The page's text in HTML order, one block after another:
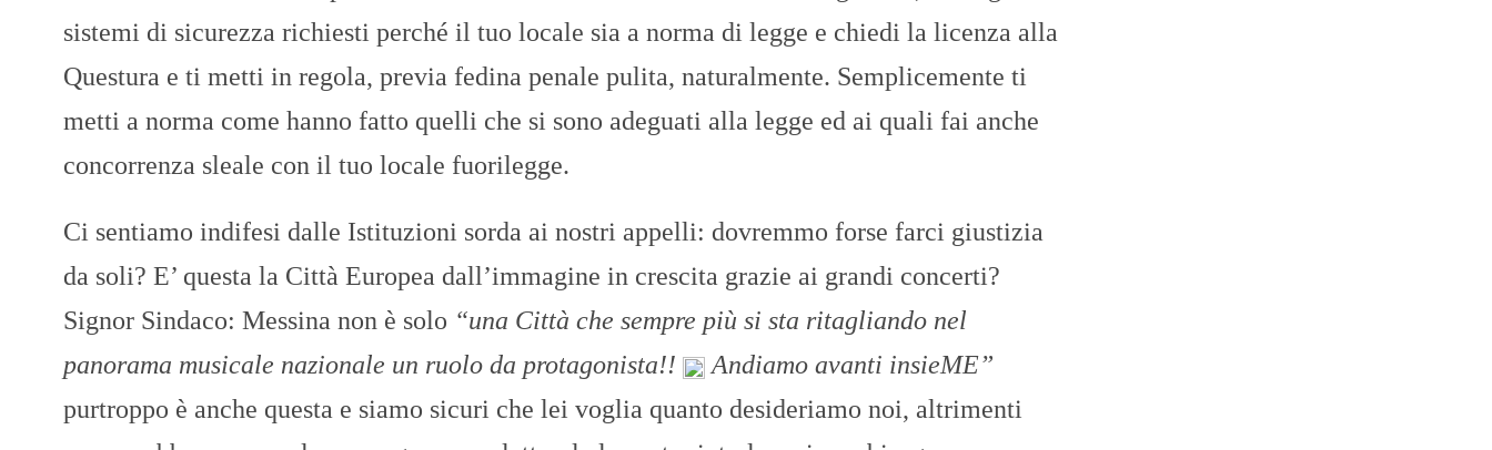
sistemi di sicurezza richiesti perché il tuo locale sia a norma di legge e chiedi la licenza alla
Questura e ti metti in regola, previa fedina penale pulita, naturalmente. Semplicemente ti
metti a norma come hanno fatto quelli che si sono adeguati alla legge ed ai quali fai anche
concorrenza sleale con il tuo locale fuorilegge.
Ci sentiamo indifesi dalle Istituzioni sorda ai nostri appelli: dovremmo forse farci giustizia
da soli? E’ questa la Città Europea dall’immagine in crescita grazie ai grandi concerti?
Signor Sindaco: Messina non è solo “una Città che sempre più si sta ritagliando nel
panorama musicale nazionale un ruolo da protagonista!!
Andiamo avanti insieME”
purtroppo è anche questa e siamo sicuri che lei voglia quanto desideriamo noi, altrimenti